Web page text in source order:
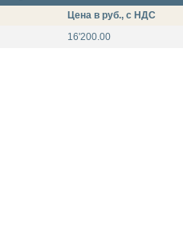
Цена в руб., с НДС
16'200.00